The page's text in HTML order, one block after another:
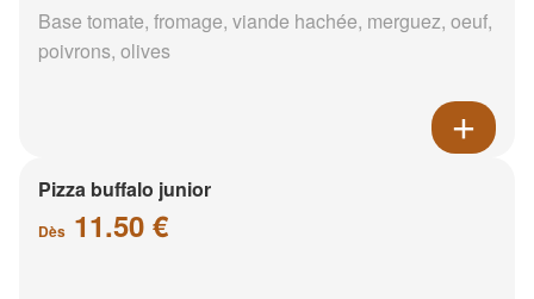
Base tomate, fromage, viande hachée, merguez, oeuf,
poivrons, olives
Pizza buffalo junior
Dès 11.50 €